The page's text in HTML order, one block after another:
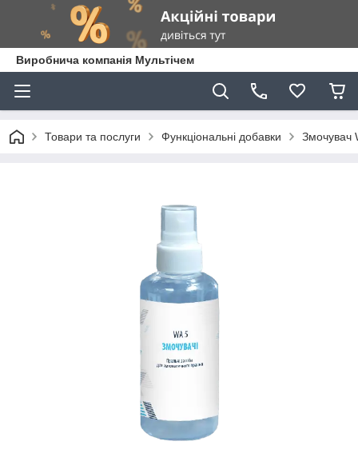
Виробнича компанія Мультічем
Товари та послуги Функціональні добавки Змочувач